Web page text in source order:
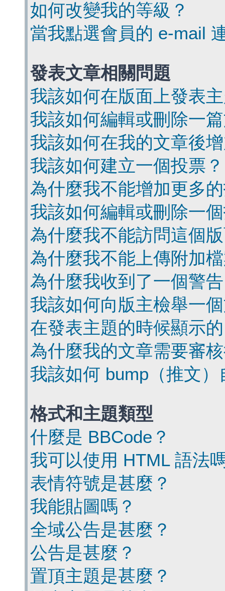
如何改變我的等級？
當我點選會員的 e-mail
發表文章相關問題
我該如何在版面上發表
我該如何編輯或刪除一
我該如何在我的文章後
我該如何建立一個投票？
為什麼我不能增加更多
我該如何編輯或刪除一
為什麼我不能訪問這個
為什麼我不能上傳附加
為什麼我收到了一個警
我該如何向版主檢舉一
在發表主題的時候顯示
為什麼我的文章需要審
我該如何 bump（推文
格式和主題類型
什麼是 BBCode？
我可以使用 HTML 語法
表情符號是甚麼？
我能貼圖嗎？
全域公告是甚麼？
公告是甚麼？
置頂主題是甚麼？